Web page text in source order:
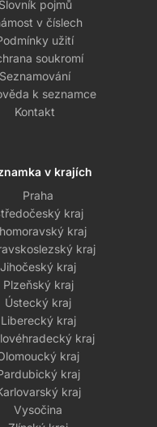
Slovník pojmů
v číslech
užití
soukromí
Seznamování
k seznamce
Kontakt
v krajích
Praha
kraj
kraj
kraj
Jihočeský kraj
Plzeňský kraj
Ústecký kraj
Liberecký kraj
kraj
kraj
kraj
kraj
Vysočina